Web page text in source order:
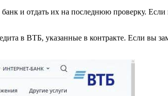
и отдать их на последнюю проверку.
в ВТБ, указанные в контракте. Если вы